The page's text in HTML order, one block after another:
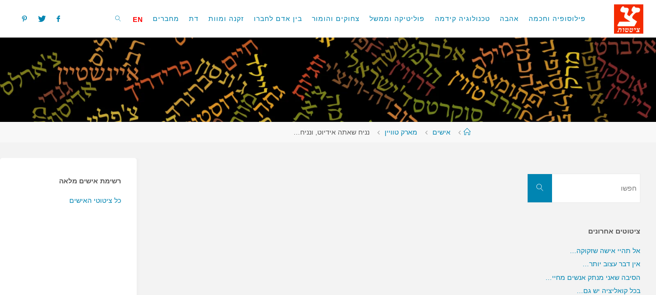
דלגו
פילוסופיה וחכמה אהבה טכנולוגיה קידמה פוליטיקה וממשל צחוקים והומור בין אדם לחברו זקנה ומוות דת מחברים EN
עמודאישים מארק טוויין נניח שאתה אידיוט, ונניח…
רשימת אישים מלאה
כל ציטוטי האישים
חפשו
ציטוטים אחרונים
אל תהיי אישה שזקוקה…
אין דבר עצוב יותר…
הסיבה שאני מנתק אנשים מחיי…
בכל קואליציה יש גם…